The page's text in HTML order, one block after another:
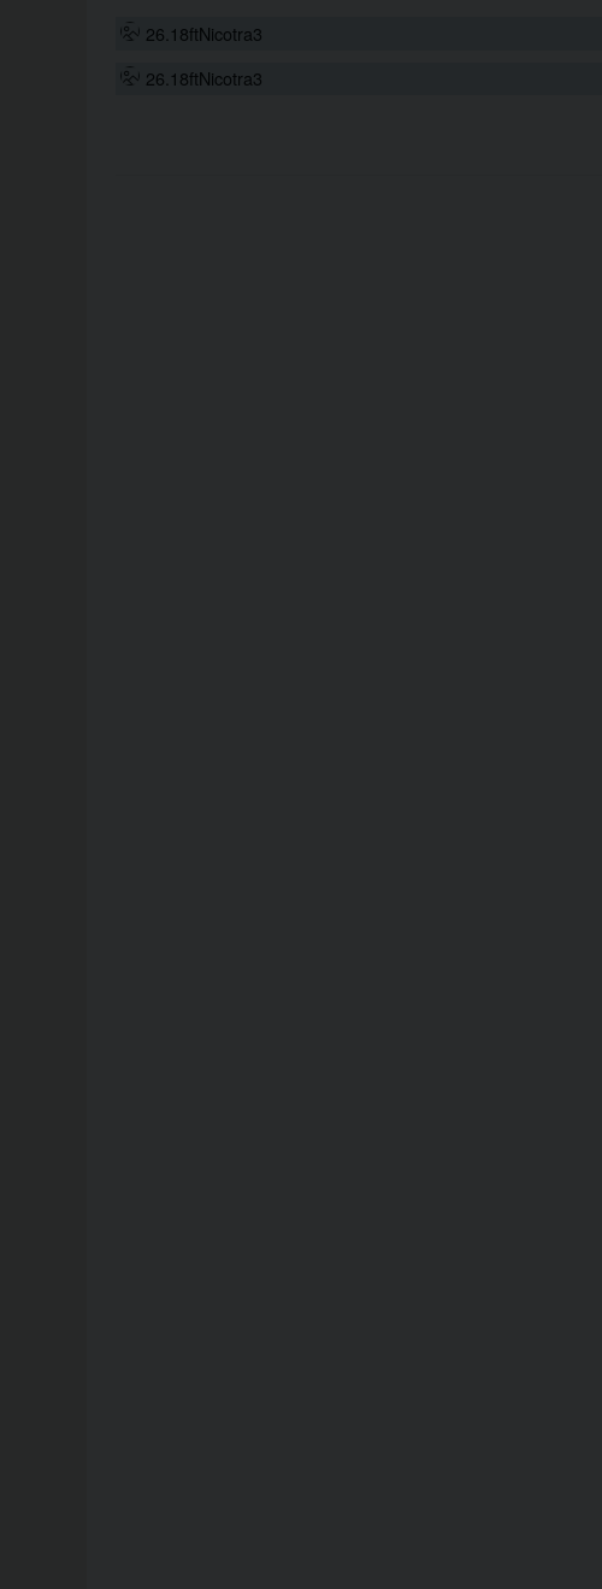
26.18ftNicotra3
26.18ftNicotra3